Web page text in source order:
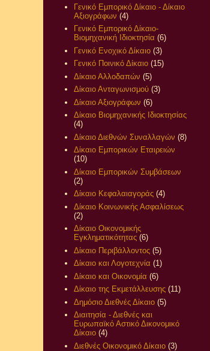
Γενικό Εμπορικό Δίκαιο - Δίκαιο
Αξιογράφων (4)
Γενικό Εμπορικό Δίκαιο-
Βιομηχανική Ιδιοκτησία (6)
Γενικό Ενοχικό Δίκαιο (3)
Γενικό Ποινικό Δίκαιο (15)
Δίκαιο Αλλοδαπών (5)
Δίκαιο Ανταγωνισμού (3)
Δίκαιο Αξιογράφων (6)
Δίκαιο Βιομηχανικής Ιδιοκτησίας
(4)
Δίκαιο Διεθνών Συναλλαγών (8)
Δίκαιο Εμπορικών Εταιρειών
(10)
Δίκαιο Εμπορικών Συμβάσεων
(2)
Δίκαιο Κεφαλαιαγοράς (4)
Δίκαιο Κοινωνικής Ασφαλίσεως
(2)
Δίκαιο Οικονομικής
Εγκληματικότητας (6)
Δίκαιο Περιβάλλοντος (5)
Δίκαιο και Λογοτεχνία (1)
Δίκαιο και Οικονομία (6)
Δίκαιο της Εκμετάλλευσης (11)
Δημόσιο Διεθνές Δίκαιο (5)
Διαιτησία - Διεθνές και
Ευρωπαϊκό Αστικό Δικονομικό
Δίκαιο (4)
Διεθνές Οικονομικό Δίκαιο (3)